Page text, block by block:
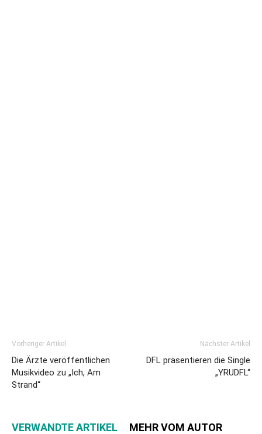
Vorheriger Artikel
Die Ärzte veröffentlichen
Musikvideo zu „Ich, Am
Strand“
Nächster Artikel
DFL präsentieren die Single
„YRUDFL“
VERWANDTE ARTIKEL MEHR VOM AUTOR